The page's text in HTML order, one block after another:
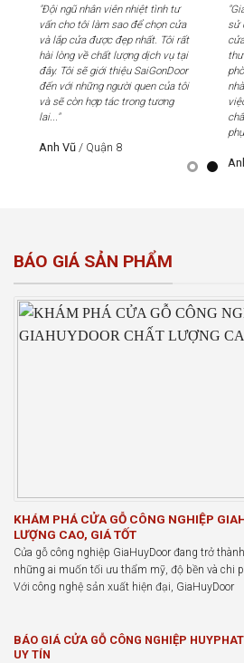
"Đội ngũ nhân viên nhiệt tình tư
vấn cho tôi làm sao để chọn cửa
và lắp cửa được đẹp nhất. Tôi rất
hài lòng về chất lượng dịch vụ tại
đây. Tôi sẽ giới thiệu SaiGonDoor
đến với những người quen của tôi
và sẽ còn hợp tác trong tương
lai..."
Anh Vũ / Quận 8
sử
BÁO GIÁ SẢN PHẨM
KHÁM PHÁ CỬA GỖ CÔNG NGHIỆP
LƯỢNG CAO, GIÁ TỐT
Cửa gỗ công nghiệp GiaHuyDoor đang trở
những ai muốn tối ưu thẩm mỹ, độ bền và chi
Với công nghệ sản xuất hiện đại, GiaHuyDoor
BÁO GIÁ CỬA GỖ CÔNG NGHIỆP
UY TÍN